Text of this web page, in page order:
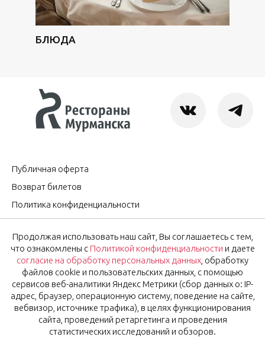
БЛЮДА
Публичная оферта
Возврат билетов
Политика конфиденциальности
Согласие на обработку персональных данных
Оставить отзыв
Подписаться на новости OK
Нажимая на кнопку «Ok», вы соглашаетесь с Политикой
конфиденциальности
и даёте согласие
на обработку
Продолжая использовать наш сайт, Вы соглашаетесь с тем,
что ознакомлены с Политикой конфиденциальности и даете
согласие на обработку персональных данных , обработку
файлов cookie и пользовательских данных, с помощью
сервисов веб-аналитики Яндекс Метрики (сбор данных о: IP-
адрес, браузер, операционную систему, поведение на сайте,
вебвизор, источнике трафика), в целях функционирования
сайта, проведений ретаргетинга и проведения
статистических исследований и обзоров.